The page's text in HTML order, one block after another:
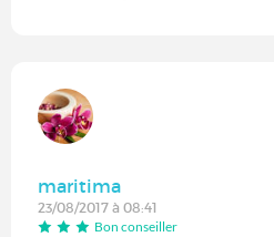
maritima
23/08/2017 à 08:41
Bon conseiller